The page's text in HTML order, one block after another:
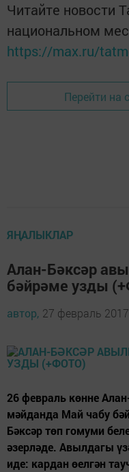
Читайте новости
национальном
https://max.ru/
Перейти на
ЯҢАЛЫКЛАР
Алан-Бәксәр
бәйрәме узды
автор, 27 февраль
26 февраль көнне
мәйданда Май чабу
Бәксәр төп гомуми
әзерләде. Авылдагы
иде: кардан өелгән